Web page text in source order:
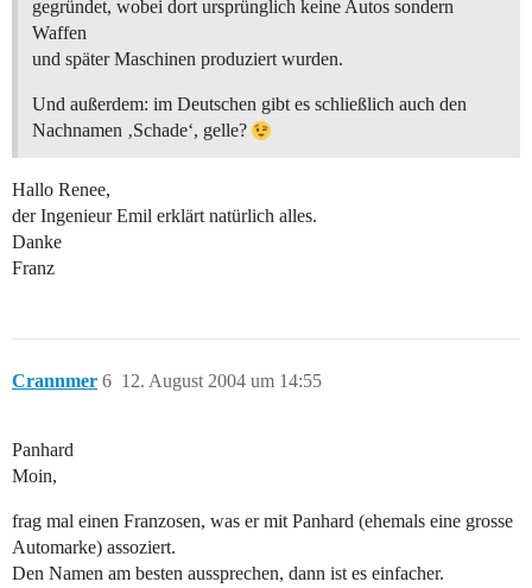
gegründet, wobei dort ursprünglich keine Autos sondern
Waffen
und später Maschinen produziert wurden.
Und außerdem: im Deutschen gibt es schließlich auch den
Nachnamen ‚Schade‘, gelle?
Hallo Renee,
der Ingenieur Emil erklärt natürlich alles.
Danke
Franz
Crannmer 12. August 2004 um 14:55
6
Panhard
Moin,
frag mal einen Franzosen, was er mit Panhard (ehemals eine grosse
Automarke) assoziert.
Den Namen am besten aussprechen, dann ist es einfacher.